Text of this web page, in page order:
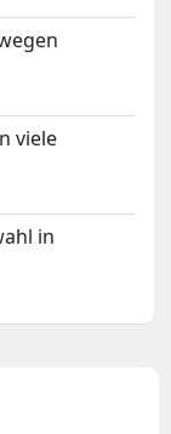
viele
in